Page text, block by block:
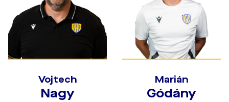
Vojtech
Nagy
Marián
Gódány